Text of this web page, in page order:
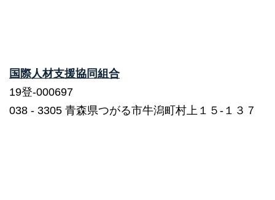
国際人材支援協同組合
19登-000697
038 ‐ 3305 青森県つがる市牛潟町村上１５-１３７